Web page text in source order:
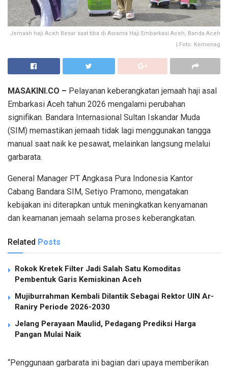
Jemaah haji Aceh Besar saat tiba di Asrama Haji Embarkasi Aceh, Banda Aceh
| Foto: Kemenag
MASAKINI.CO – Pelayanan keberangkatan jemaah haji asal
Embarkasi Aceh tahun 2026 mengalami perubahan
signifikan. Bandara Internasional Sultan Iskandar Muda
(SIM) memastikan jemaah tidak lagi menggunakan tangga
manual saat naik ke pesawat, melainkan langsung melalui
garbarata.
General Manager PT Angkasa Pura Indonesia Kantor
Cabang Bandara SIM, Setiyo Pramono, mengatakan
kebijakan ini diterapkan untuk meningkatkan kenyamanan
dan keamanan jemaah selama proses keberangkatan.
Related Posts
Rokok Kretek Filter Jadi Salah Satu Komoditas
Pembentuk Garis Kemiskinan Aceh
Mujiburrahman Kembali Dilantik Sebagai Rektor UIN Ar-
Raniry Periode 2026-2030
Jelang Perayaan Maulid, Pedagang Prediksi Harga
Pangan Mulai Naik
“Penggunaan garbarata ini bagian dari upaya memberikan